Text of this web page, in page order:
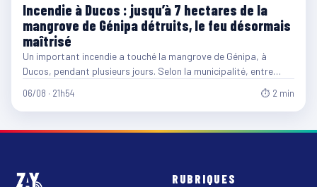
Incendie à Ducos : jusqu’à 7 hectares de la
mangrove de Génipa détruits, le feu désormais
maîtrisé
Un important incendie a touché la mangrove de Génipa, à
Ducos, pendant plusieurs jours. Selon la municipalité, entre…
06/08 · 21h54 ⏱ 2 min
RUBRIQUES